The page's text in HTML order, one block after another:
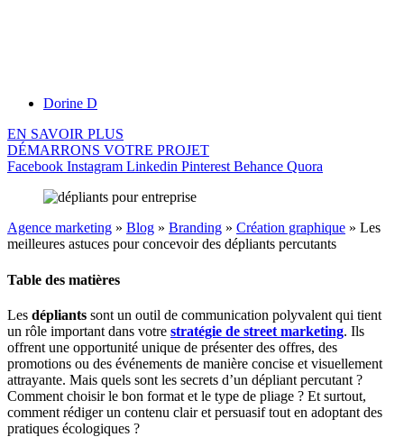
Dorine D
EN SAVOIR PLUS
DÉMARRONS VOTRE PROJET
Facebook Instagram Linkedin Pinterest Behance Quora
Agence marketing » Blog » Branding » Création graphique » Les
meilleures astuces pour concevoir des dépliants percutants
Table des matières
Les dépliants sont un outil de communication polyvalent qui tient
un rôle important dans votre stratégie de street marketing. Ils
offrent une opportunité unique de présenter des offres, des
promotions ou des événements de manière concise et visuellement
attrayante. Mais quels sont les secrets d’un dépliant percutant ?
Comment choisir le bon format et le type de pliage ? Et surtout,
comment rédiger un contenu clair et persuasif tout en adoptant des
pratiques écologiques ?